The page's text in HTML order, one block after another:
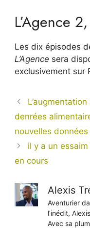
L’Agence
Les dix épisodes
L’Agence sera
exclusivement sur
denrées
nouvelles données
il y a un
en cours
Alexis
Aventurier
l’inédit,
Avec sa